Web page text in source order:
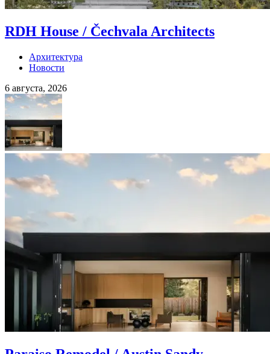
RDH House / Čechvala Architects
Архитектура
Новости
6 августа, 2026